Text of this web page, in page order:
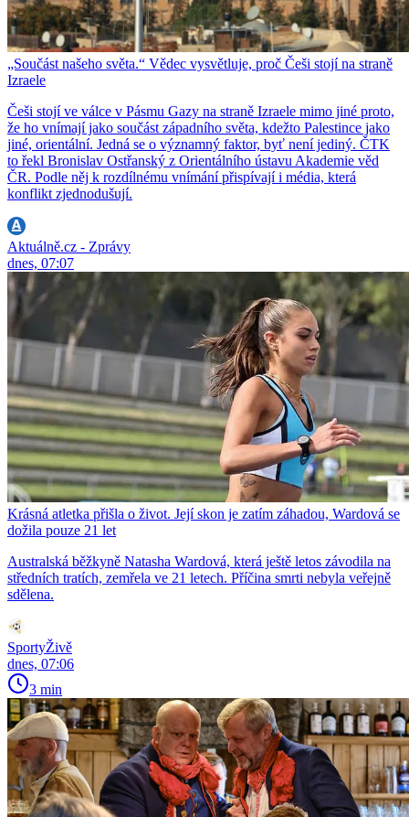
„Součást našeho světa.“ Vědec vysvětluje, proč Češi stojí na straně
Izraele
Češi stojí ve válce v Pásmu Gazy na straně Izraele mimo jiné proto,
že ho vnímají jako součást západního světa, kdežto Palestince jako
jiné, orientální. Jedná se o významný faktor, byť není jediný. ČTK
to řekl Bronislav Ostřanský z Orientálního ústavu Akademie věd
ČR. Podle něj k rozdílnému vnímání přispívají i média, která
konflikt zjednodušují.
Aktuálně.cz - Zprávy
dnes, 07:07
Krásná atletka přišla o život. Její skon je zatím záhadou, Wardová se
dožila pouze 21 let
Australská běžkyně Natasha Wardová, která ještě letos závodila na
středních tratích, zemřela ve 21 letech. Příčina smrti nebyla veřejně
sdělena.
SportyŽivě
dnes, 07:06
3 min